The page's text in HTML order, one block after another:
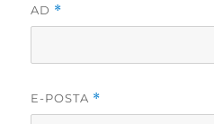
AD *
E-POSTA *